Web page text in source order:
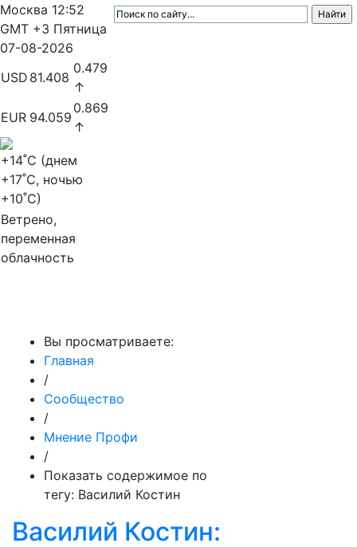
Москва 12:52
GMT +3 Пятница
07-08-2026
USD 81.408
0.479
↑
EUR 94.059
0.869
↑
+14˚C (днем
+17˚C, ночью
+10˚C)
Ветрено,
переменная
облачность
Вы просматриваете:
Главная
/
Сообщество
/
Мнение Профи
/
Показать содержимое по
тегу: Василий Костин
Василий Костин: